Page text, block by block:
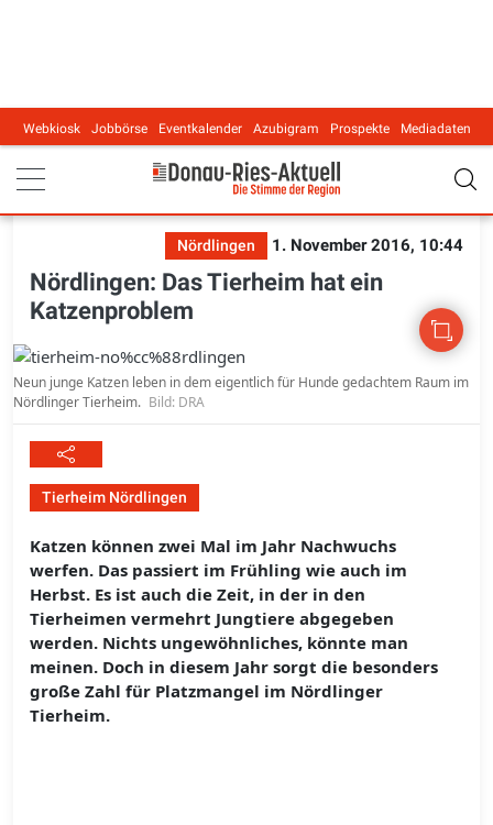
Main navigation
Webkiosk Jobbörse Eventkalender Azubigram Prospekte Mediadaten
Nördlingen 1. November 2016, 10:44
Nördlingen: Das Tierheim hat ein
Katzenproblem
Neun junge Katzen leben in dem eigentlich für Hunde gedachtem Raum im
Nördlinger Tierheim. Bild: DRA
Tierheim Nördlingen
Katzen können zwei Mal im Jahr Nachwuchs
werfen. Das passiert im Frühling wie auch im
Herbst. Es ist auch die Zeit, in der in den
Tierheimen vermehrt Jungtiere abgegeben
werden. Nichts ungewöhnliches, könnte man
meinen. Doch in diesem Jahr sorgt die besonders
große Zahl für Platzmangel im Nördlinger
Tierheim.